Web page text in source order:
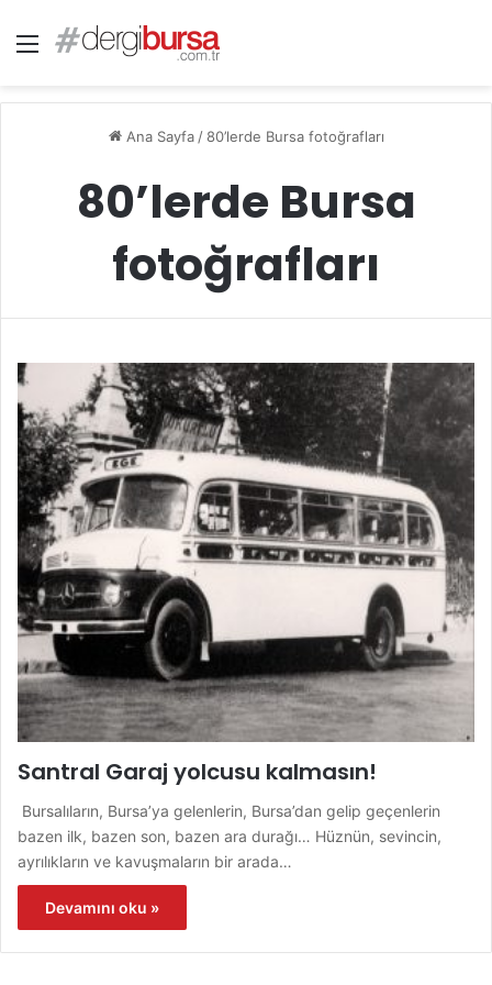
Menü
Ana Sayfa / 80’lerde Bursa fotoğrafları
80’lerde Bursa
fotoğrafları
Santral Garaj yolcusu kalmasın!
Bursalıların, Bursa’ya gelenlerin, Bursa’dan gelip geçenlerin
bazen ilk, bazen son, bazen ara durağı… Hüznün, sevincin,
ayrılıkların ve kavuşmaların bir arada…
Devamını oku »